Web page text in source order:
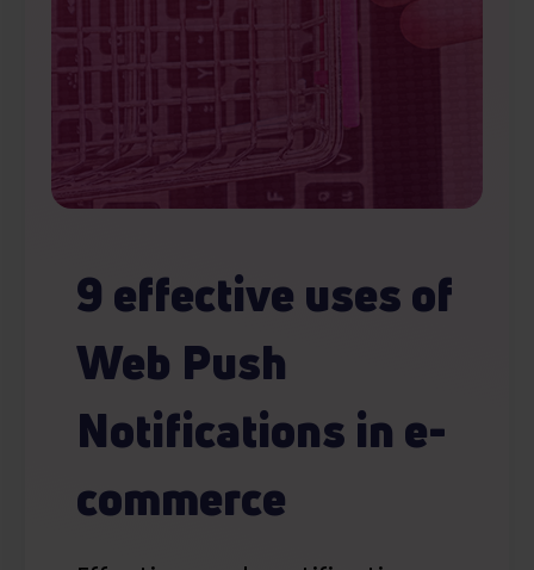
9 effective uses of
Web Push
Notifications in e-
commerce